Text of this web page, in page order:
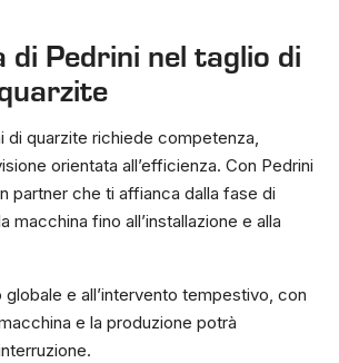
di Pedrini nel taglio di
di quarzite richiede competenza,
orientata all’efficienza. Con Pedrini
partner che ti affianca dalla fase di
macchina fino all’installazione e alla
globale e all’intervento tempestivo, con
e la produzione potrà